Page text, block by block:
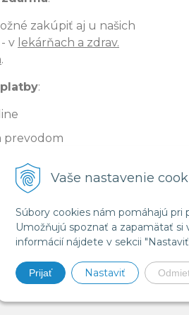
Vaše nastavenie
Súbory cookies nám pomáhajú pri
Umožňujú spoznať a zapamätať si
informácií nájdete v sekcii
Prijať Nastaviť
zakúpiť aj u našich
v lekárňach a zdrav.
.
:
prevodom
(v hotovosti,
- 1€
inhalátory a zdravotnícka technika -